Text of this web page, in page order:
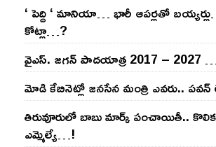
‘ పెద్ది ‘ మానియా… భారీ ఆప‌ర్ల‌తో
కోట్లా…?
వైఎస్‌. జ‌గ‌న్ పాద‌యాత్ర 2017 – 2027
మోడి కేబినెట్లో జ‌నసేన మంత్రి ఎవ‌రు.. ప‌వ‌న్
తిరువూరులో బాబు మార్క్ పంచాయితీ..
ఎమ్మెల్యే…!